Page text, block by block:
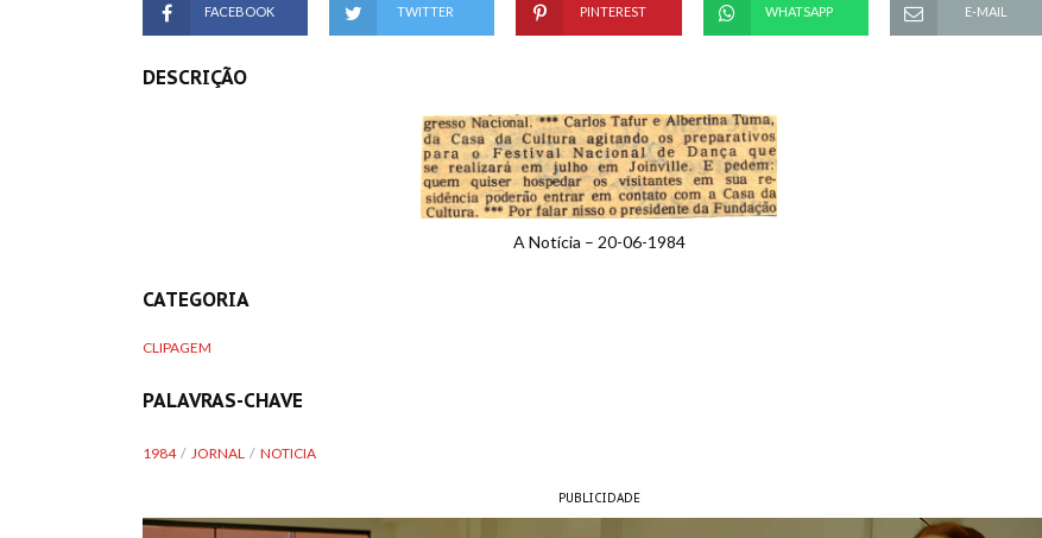
FACEBOOK TWITTER PINTEREST WHATSAPP E-MAIL
DESCRIÇÃO
A Notícia – 20-06-1984
CATEGORIA
CLIPAGEM
PALAVRAS-CHAVE
1984 JORNAL NOTICIA
PUBLICIDADE